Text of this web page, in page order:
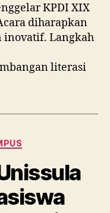
KPDI XIX
diharapkan
inovatif. Langkah
literasi